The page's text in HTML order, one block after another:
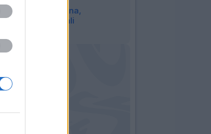
Aston Villa-Bologna,
formazioni ufficiali